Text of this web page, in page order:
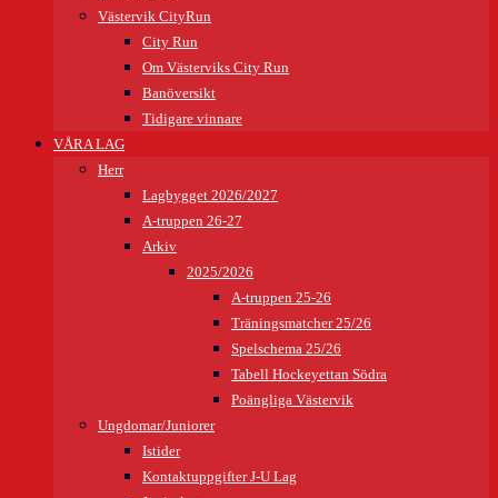
Västervik CityRun
City Run
Om Västerviks City Run
Banöversikt
Tidigare vinnare
VÅRA LAG
Herr
Lagbygget 2026/2027
A-truppen 26-27
Arkiv
2025/2026
A-truppen 25-26
Träningsmatcher 25/26
Spelschema 25/26
Tabell Hockeyettan Södra
Poängliga Västervik
Ungdomar/Juniorer
Istider
Kontaktuppgifter J-U Lag